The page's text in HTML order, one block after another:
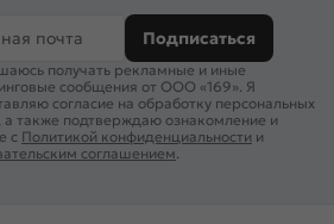
почта Подписаться
получать рекламные и иные
сообщения от ООО «169». Я
согласие на обработку персональных
а также подтверждаю ознакомление и
с Политикой конфиденциальности и
соглашением.